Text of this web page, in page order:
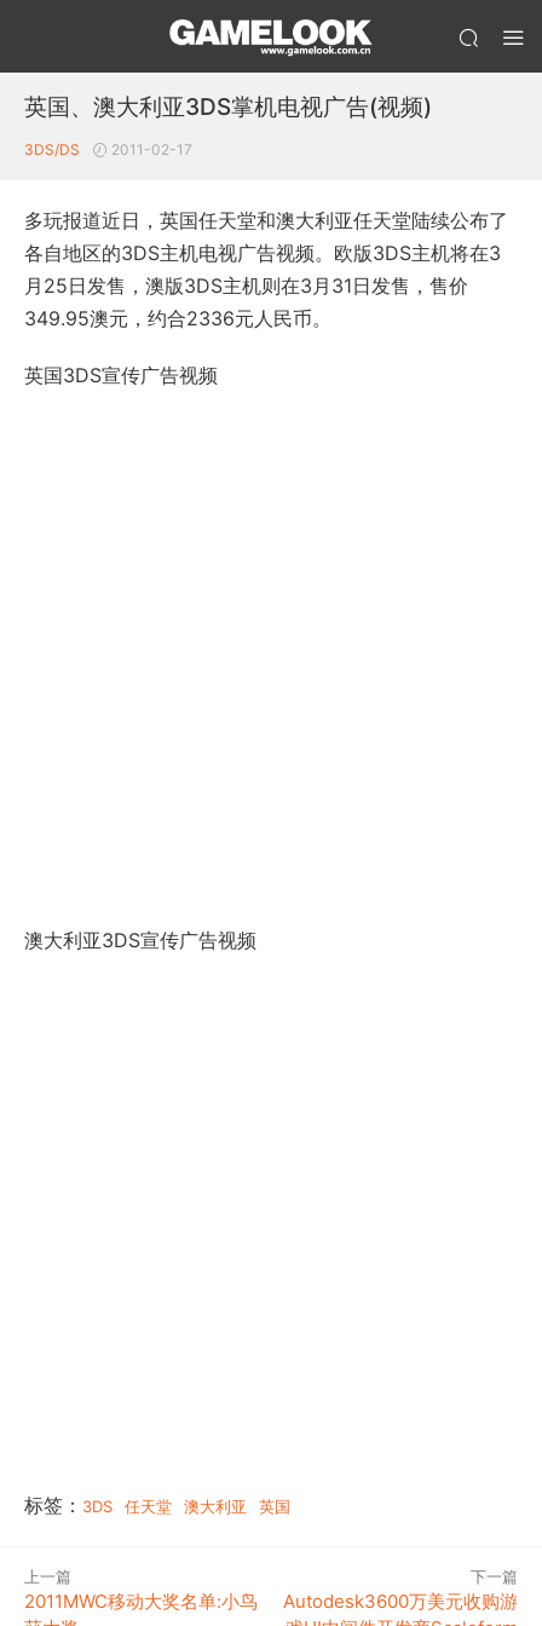
英国、澳大利亚3DS掌机电视广告(视频)
3DS/DS 2011-02-17
多玩报道近日，英国任天堂和澳大利亚任天堂陆续公布了
各自地区的3DS主机电视广告视频。欧版3DS主机将在3
月25日发售，澳版3DS主机则在3月31日发售，售价
349.95澳元，约合2336元人民币。
英国3DS宣传广告视频
澳大利亚3DS宣传广告视频
标签： 3DS 任天堂 澳大利亚 英国
上一篇
2011MWC移动大奖名单:小鸟
下一篇
Autodesk3600万美元收购游